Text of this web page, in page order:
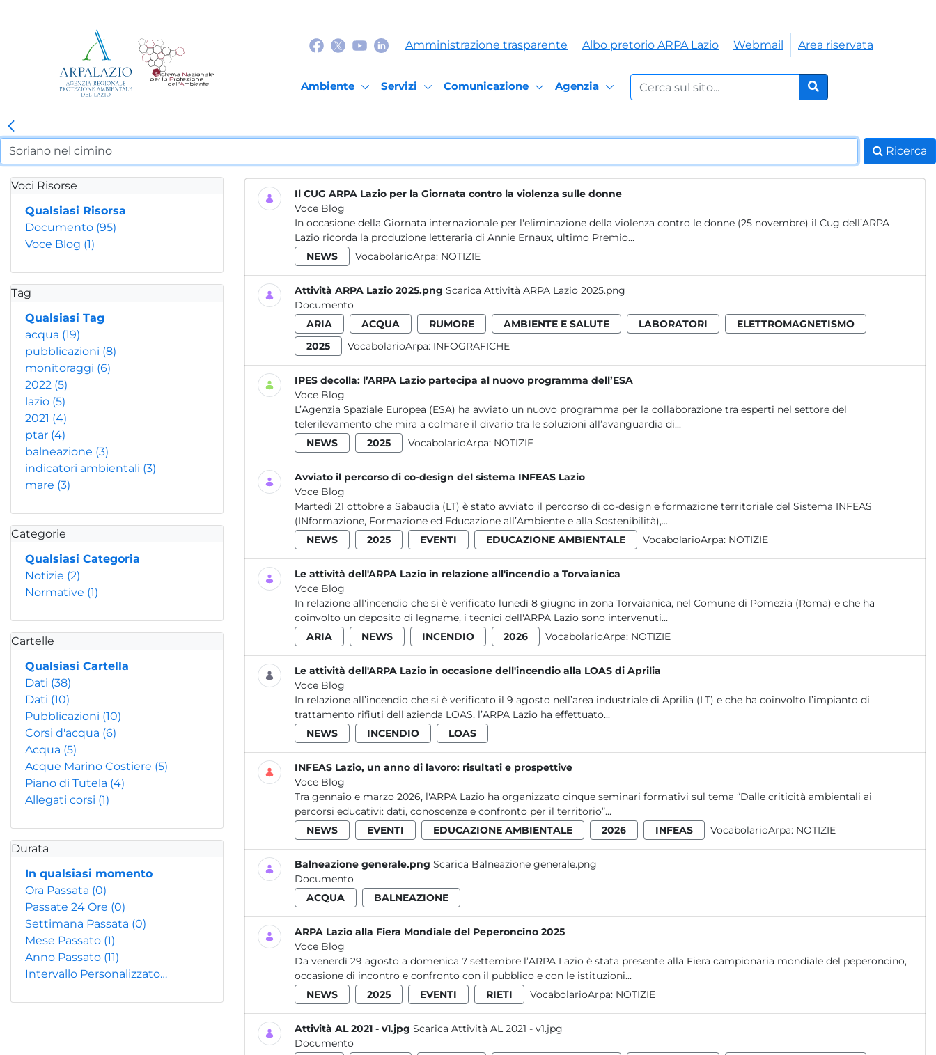
Amministrazione trasparente Albo pretorio ARPA Lazio Webmail Area riservata
Ambiente Servizi Comunicazione Agenzia
Cerca nel sito:
Cerca
Ricerca
Voci Risorse
Qualsiasi Risorsa
Documento (95)
Voce Blog (1)
Tag
Qualsiasi Tag
acqua (19)
pubblicazioni (8)
monitoraggi (6)
2022 (5)
lazio (5)
2021 (4)
ptar (4)
balneazione (3)
indicatori ambientali (3)
mare (3)
Categorie
Qualsiasi Categoria
Notizie (2)
Normative (1)
Cartelle
Qualsiasi Cartella
Dati (38)
Dati (10)
Pubblicazioni (10)
Corsi d'acqua (6)
Acqua (5)
Acque Marino Costiere (5)
Piano di Tutela (4)
Allegati corsi (1)
Durata
In qualsiasi momento
Ora Passata (0)
Passate 24 Ore (0)
Settimana Passata (0)
Mese Passato (1)
Anno Passato (11)
Intervallo Personalizzato…
Il CUG ARPA Lazio per la Giornata contro la violenza sulle donne
Voce Blog
In occasione della Giornata internazionale per l'eliminazione della violenza contro le donne (25 novembre) il Cug dell’ARPA
Lazio ricorda la produzione letteraria di Annie Ernaux, ultimo Premio...
NEWS
VocabolarioArpa: NOTIZIE
Attività ARPA Lazio 2025.png Scarica Attività ARPA Lazio 2025.png
Documento
ARIA
ACQUA RUMORE AMBIENTE E SALUTE LABORATORI
ELETTROMAGNETISMO
2025
VocabolarioArpa: INFOGRAFICHE
IPES decolla: l’ARPA Lazio partecipa al nuovo programma dell’ESA
Voce Blog
L’Agenzia Spaziale Europea (ESA) ha avviato un nuovo programma per la collaborazione tra esperti nel settore del
telerilevamento che mira a colmare il divario tra le soluzioni all’avanguardia di...
NEWS
2025 VocabolarioArpa: NOTIZIE
Avviato il percorso di co-design del sistema INFEAS Lazio
Voce Blog
Martedì 21 ottobre a Sabaudia (LT) è stato avviato il percorso di co-design e formazione territoriale del Sistema INFEAS
(INformazione, Formazione ed Educazione all’Ambiente e alla Sostenibilità),...
NEWS
2025 EVENTI EDUCAZIONE AMBIENTALE VocabolarioArpa: NOTIZIE
Le attività dell'ARPA Lazio in relazione all'incendio a Torvaianica
Voce Blog
In relazione all'incendio che si è verificato lunedì 8 giugno in zona Torvaianica, nel Comune di Pomezia (Roma) e che ha
coinvolto un deposito di legname, i tecnici dell'ARPA Lazio sono intervenuti...
ARIA
NEWS INCENDIO 2026 VocabolarioArpa: NOTIZIE
Le attività dell'ARPA Lazio in occasione dell'incendio alla LOAS di Aprilia
Voce Blog
In relazione all’incendio che si è verificato il 9 agosto nell’area industriale di Aprilia (LT) e che ha coinvolto l’impianto di
trattamento rifiuti dell'azienda LOAS, l’ARPA Lazio ha effettuato...
NEWS
INCENDIO LOAS
INFEAS Lazio, un anno di lavoro: risultati e prospettive
Voce Blog
Tra gennaio e marzo 2026, l'ARPA Lazio ha organizzato cinque seminari formativi sul tema “Dalle criticità ambientali ai
percorsi educativi: dati, conoscenze e confronto per il territorio”...
NEWS
EVENTI EDUCAZIONE AMBIENTALE 2026 INFEAS VocabolarioArpa: NOTIZIE
Balneazione generale.png Scarica Balneazione generale.png
Documento
ACQUA
BALNEAZIONE
ARPA Lazio alla Fiera Mondiale del Peperoncino 2025
Voce Blog
Da venerdì 29 agosto a domenica 7 settembre l’ARPA Lazio è stata presente alla Fiera campionaria mondiale del peperoncino,
occasione di incontro e confronto con il pubblico e con le istituzioni...
NEWS
2025 EVENTI RIETI VocabolarioArpa: NOTIZIE
Attività AL 2021 - v1.jpg Scarica Attività AL 2021 - v1.jpg
Documento